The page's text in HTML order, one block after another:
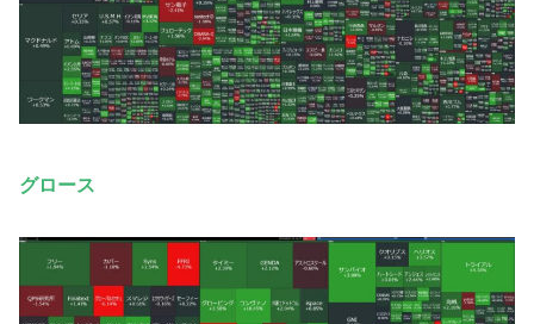
グロース